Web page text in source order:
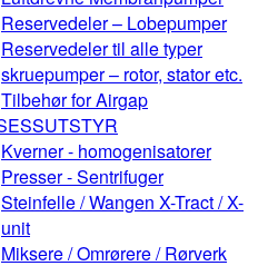
Reservedeler – Lobepumper
Reservedeler til alle typer
skruepumper – rotor, stator etc.
Tilbehør for Airgap
Kverner - homogenisatorer
Presser - Sentrifuger
Steinfelle / Wangen X-Tract / X-
unit
Miksere / Omrørere / Rørverk